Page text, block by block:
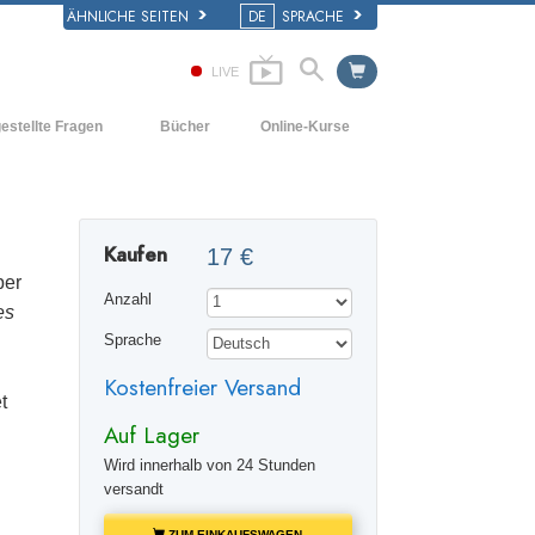
ÄHNLICHE SEITEN DE SPRACHE
LIVE
Fragen
Scientology Kirche
der Scientology
Bücher
Hörbücher
Einführungsvorträge
Online-Kurse
Die Dynamiken des Daseins
Die Bestandteile des Verstehens
Lösungen für eine gefährliche Umwelt
Beistände für Krankheiten und
Die Ehe
Kaufen 17 €
Anzahl
Sprache
Kostenfreier Versand
Auf Lager
Wird innerhalb von 24 Stunden
versandt